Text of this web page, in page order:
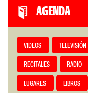
AGENDA
VIDEOS TELEVISIÓN
RECITALES RADIO
LUGARES LIBROS